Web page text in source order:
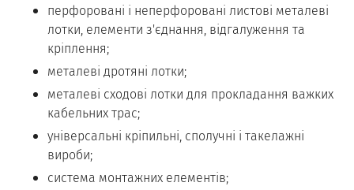
перфоровані і неперфоровані листові металеві
лотки, елементи з'єднання, відгалуження та
кріплення;
металеві дротяні лотки;
металеві сходові лотки для прокладання важких
кабельних трас;
універсальні кріпильні, сполучні і такелажні
вироби;
система монтажних елементів;